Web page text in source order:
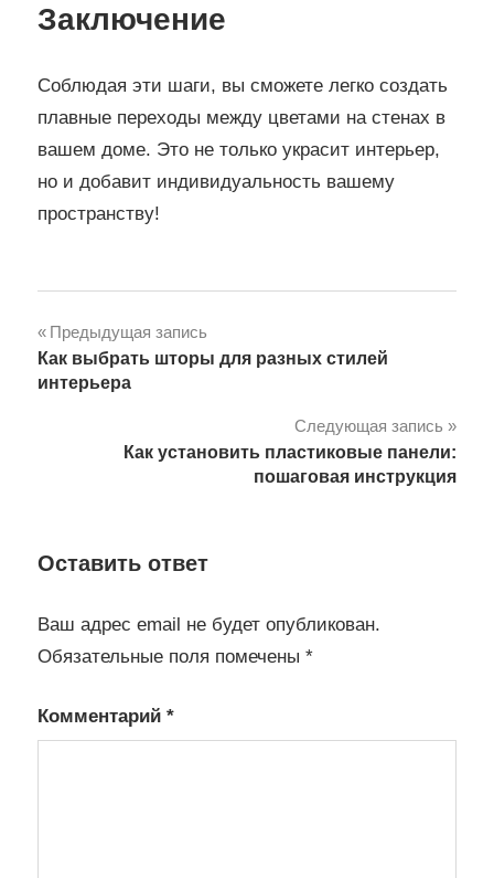
Заключение
Соблюдая эти шаги, вы сможете легко создать
плавные переходы между цветами на стенах в
вашем доме. Это не только украсит интерьер,
но и добавит индивидуальность вашему
пространству!
Навигация
по
Предыдущая запись
Как выбрать шторы для разных стилей
интерьера
Следующая запись
Как установить пластиковые панели:
пошаговая инструкция
Оставить ответ
Ваш адрес email не будет опубликован.
Обязательные поля помечены *
Комментарий *